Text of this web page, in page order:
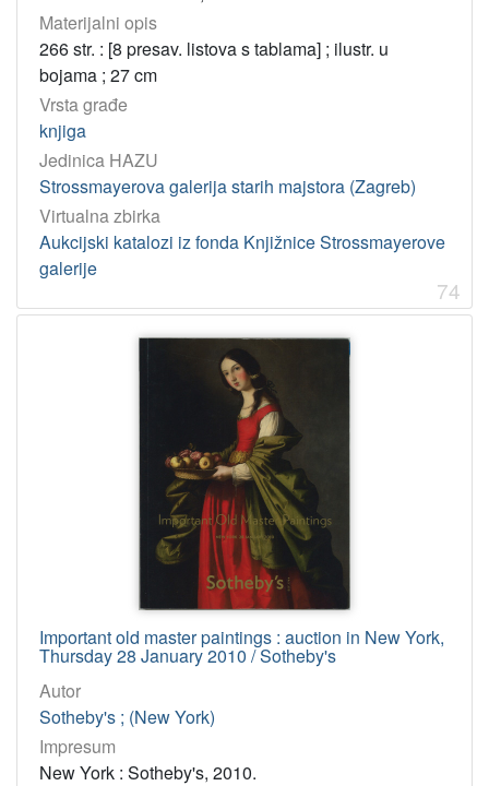
Materijalni opis
266 str. : [8 presav. listova s tablama] ; ilustr. u
bojama ; 27 cm
Vrsta građe
knjiga
Jedinica HAZU
Strossmayerova galerija starih majstora (Zagreb)
Virtualna zbirka
Aukcijski katalozi iz fonda Knjižnice Strossmayerove
galerije
74
Important old master paintings : auction in New York,
Thursday 28 January 2010 / Sotheby's
Autor
Sotheby's ; (New York)
Impresum
New York : Sotheby's, 2010.